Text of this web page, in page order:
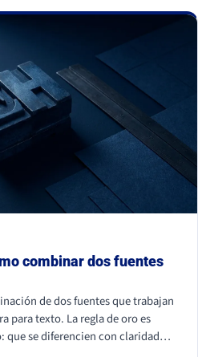
con criterio, no con
combinar dos fuentes
de dos fuentes que trabajan
para texto. La regla de oro es
se diferencien con claridad